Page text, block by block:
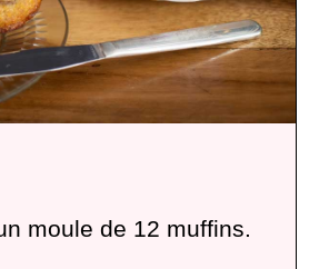
moule de 12 muffins.